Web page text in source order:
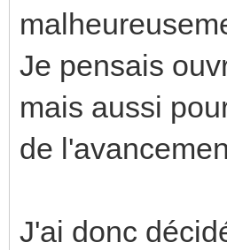
Je pensais
mais aussi
de
J'ai donc